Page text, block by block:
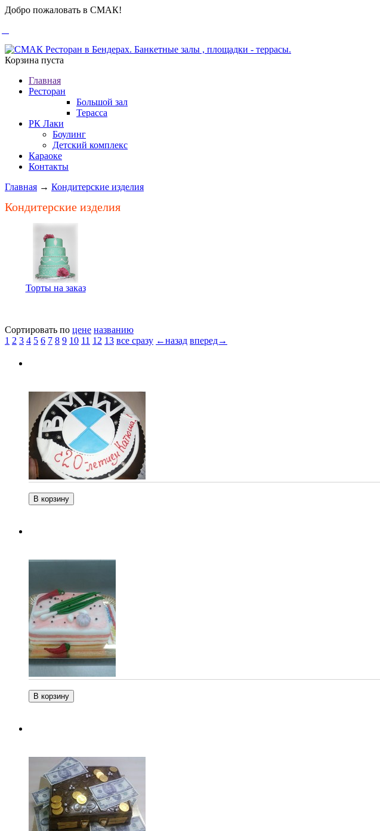
Добро пожаловать в СМАК!
Корзина пуста
Главная
Ресторан
Большой зал
Терасса
РК Лаки
Боулинг
Детский комплекс
Караоке
Контакты
Главная → Кондитерские изделия
Кондитерские изделия
Торты на заказ
Сортировать по цене названию
1 2 3 4 5 6 7 8 9 10 11 12 13 все сразу ←назад вперед→